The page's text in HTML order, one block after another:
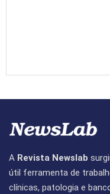
A Revista Newslab
útil ferramenta de
clínicas, patologia e